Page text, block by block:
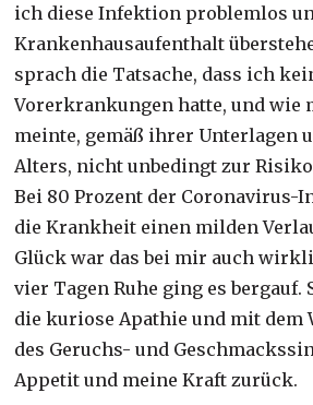
ich diese Infektion problemlos
Krankenhausaufenthalt
sprach die Tatsache, dass ich
Vorerkrankungen hatte, und wie
meinte, gemäß ihrer Unterlagen
Alters, nicht unbedingt zur
Bei 80 Prozent der Coronavirus-
die Krankheit einen milden
Glück war das bei mir auch
vier Tagen Ruhe ging es bergauf.
die kuriose Apathie und mit dem
des Geruchs- und
Appetit und meine Kraft zurück.